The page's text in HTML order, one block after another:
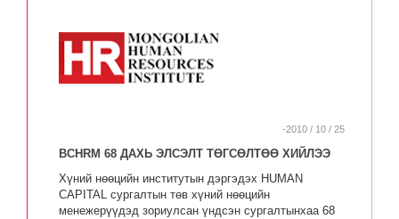
-2010 / 10 / 25
BCHRM 68 ДАХЬ ЭЛСЭЛТ ТӨГСӨЛТӨӨ ХИЙЛЭЭ
Хүний нөөцийн институтын дэргэдэх HUMAN
CAPITAL сургалтын төв хүний нөөцийн
менежерүүдэд зориулсан үндсэн сургалтынхаа 68